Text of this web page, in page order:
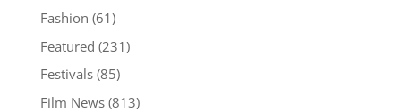
Fashion (61)
Featured (231)
Festivals(85)
Film News(813)